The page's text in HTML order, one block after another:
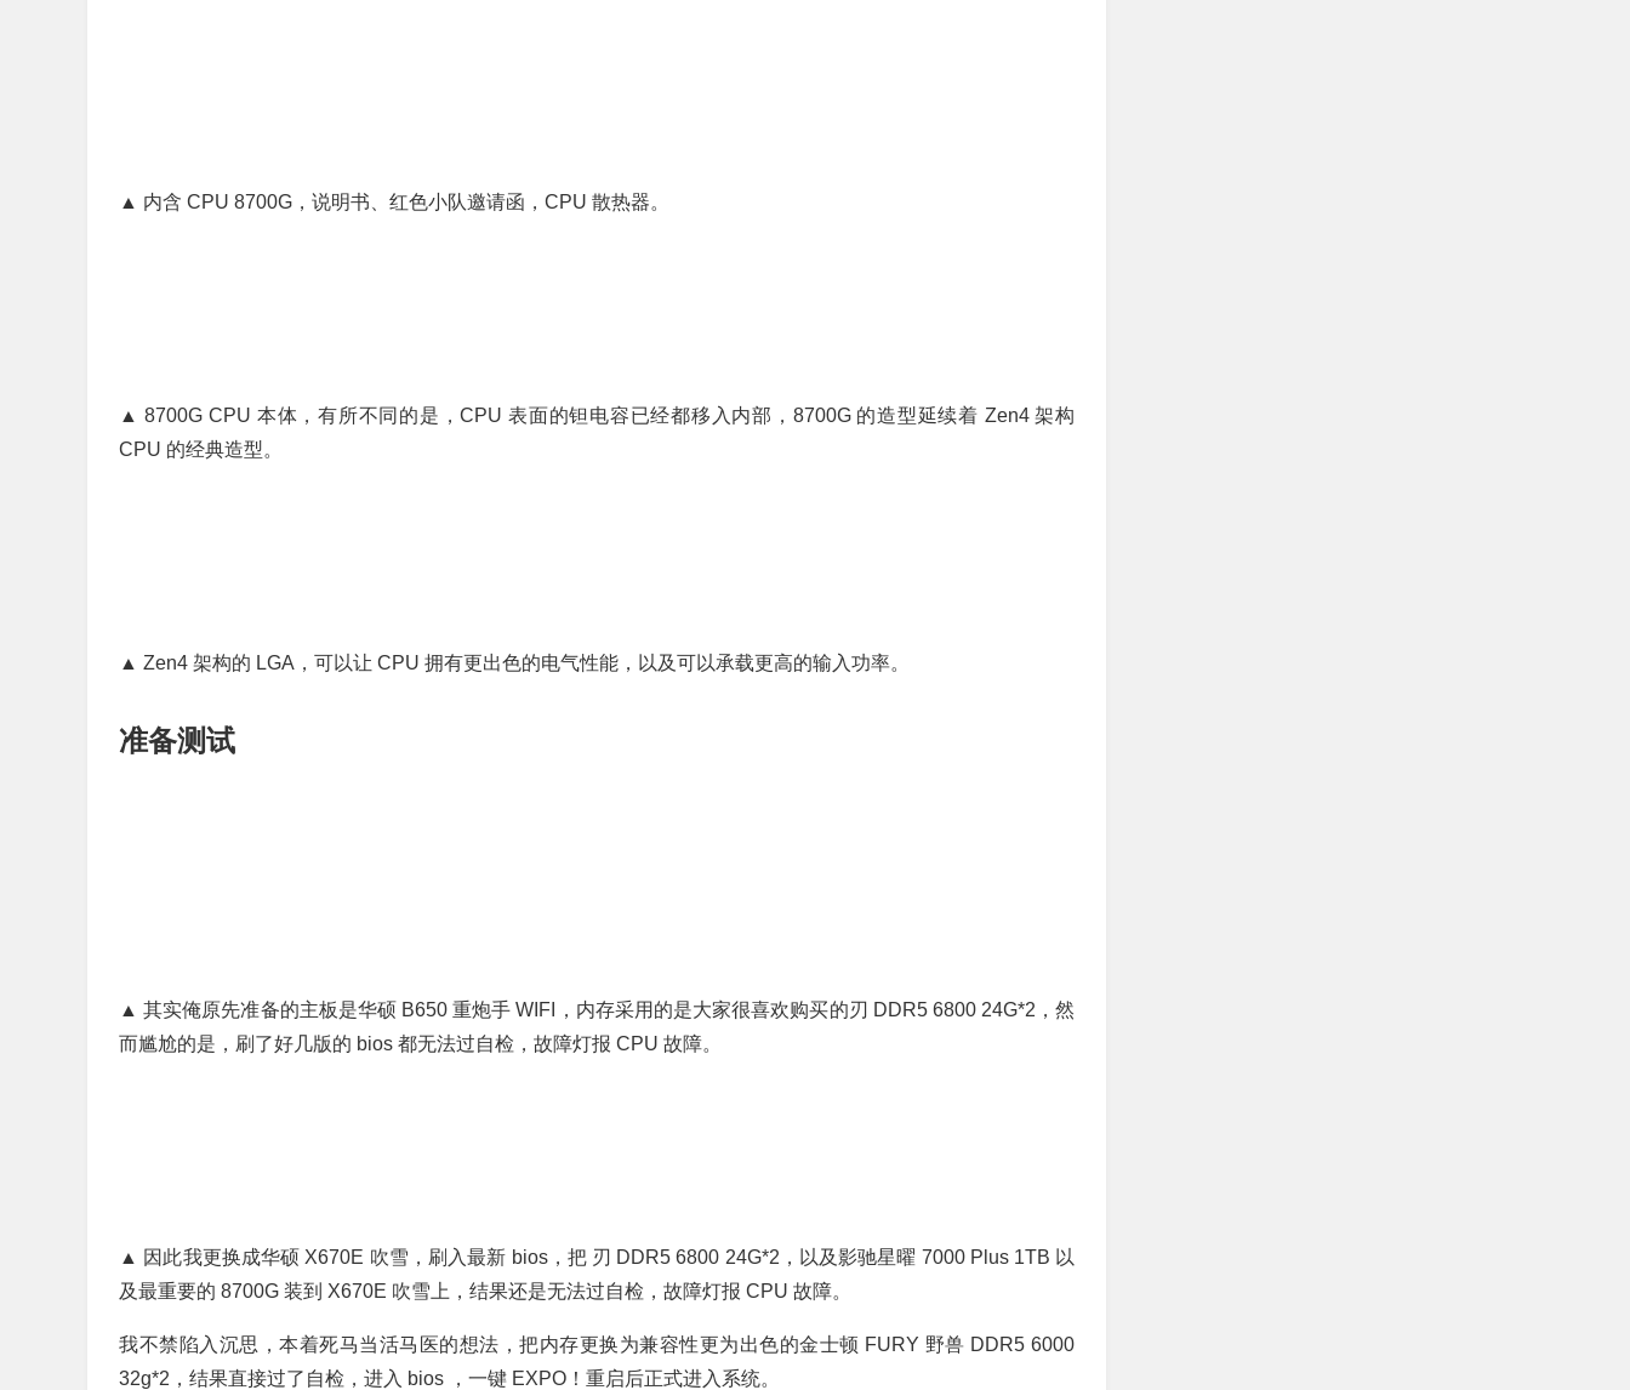
▲ 内含 CPU 8700G，说明书、红色小队邀请函，CPU 散热器。
▲ 8700G CPU 本体，有所不同的是，CPU 表面的钽电容已经都移入内部，8700G 的造型延续着 Zen4 架构
CPU 的经典造型。
▲ Zen4 架构的 LGA，可以让 CPU 拥有更出色的电气性能，以及可以承载更高的输入功率。
准备测试
▲ 其实俺原先准备的主板是华硕 B650 重炮手 WIFI，内存采用的是大家很喜欢购买的刃 DDR5 6800 24G*2，然
而尴尬的是，刷了好几版的 bios 都无法过自检，故障灯报 CPU 故障。
▲ 因此我更换成华硕 X670E 吹雪，刷入最新 bios，把 刃 DDR5 6800 24G*2，以及影驰星曜 7000 Plus 1TB 以
及最重要的 8700G 装到 X670E 吹雪上，结果还是无法过自检，故障灯报 CPU 故障。
我不禁陷入沉思，本着死马当活马医的想法，把内存更换为兼容性更为出色的金士顿 FURY 野兽 DDR5 6000
32g*2，结果直接过了自检，进入 bios ，一键 EXPO！重启后正式进入系统。